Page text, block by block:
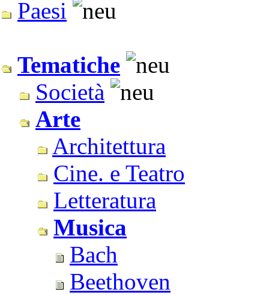
Paesi
Tematiche
Società
Arte
Architettura
Cine. e Teatro
Letteratura
Musica
Bach
Beethoven